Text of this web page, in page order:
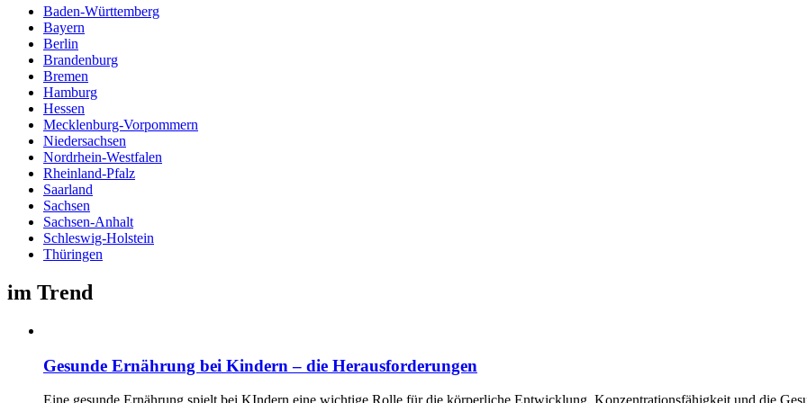
Baden-Württemberg
Bayern
Berlin
Brandenburg
Bremen
Hamburg
Hessen
Mecklenburg-Vorpommern
Niedersachsen
Nordrhein-Westfalen
Rheinland-Pfalz
Saarland
Sachsen
Sachsen-Anhalt
Schleswig-Holstein
Thüringen
im Trend
Gesunde Ernährung bei Kindern – die Herausforderungen